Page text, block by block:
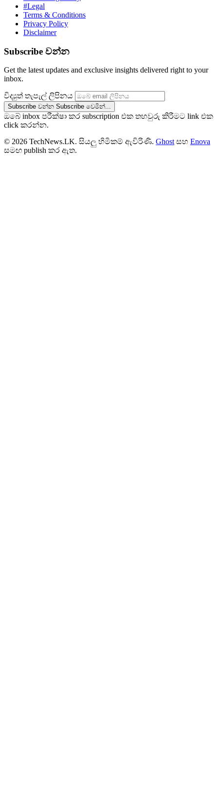
#Legal
Terms & Conditions
Privacy Policy
Disclaimer
Subscribe වන්න
Get the latest updates and exclusive insights delivered right to your
inbox.
විද්‍යුත් තැපැල් ලිපිනය
Subscribe වන්න Subscribe වෙමින්...
ඔබේ inbox පරීක්ෂා කර subscription එක තහවුරු කිරීමට link එක
click කරන්න.
© 2026 TechNews.LK. සියලු හිමිකම් ඇවිරිණි. Ghost සහ Enova
සමඟ publish කර ඇත.